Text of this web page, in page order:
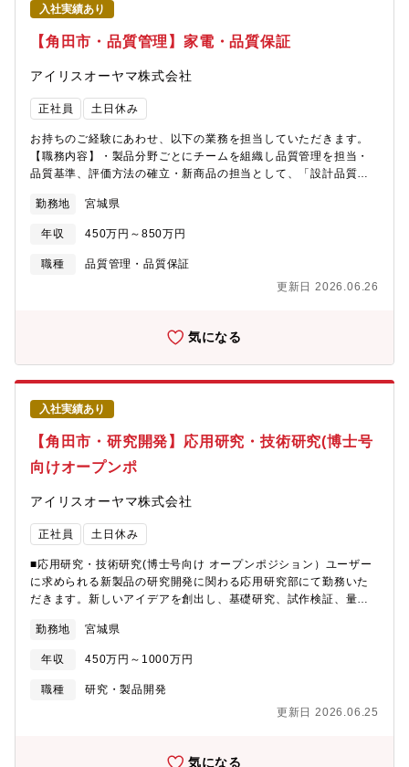
入社実績あり
【角田市・品質管理】家電・品質保証
アイリスオーヤマ株式会社
正社員 土日休み
お持ちのご経験にあわせ、以下の業務を担当していただきます。
【職務内容】・製品分野ごとにチームを組織し品質管理を担当・
品質基準、評価方法の確立・新商品の担当として、「設計品質評
ーカー/OEM先への品質管理・指導・市場クレームの分析と原因に
対する再発防止対策業務・BtoB向け顧客対応（相手先訪問説明な
ど）当社は自社で企画から開発、製造まで一貫して行っており裁
量権をもって働くことができる環境です。ご自身が開発した商品
貢献できる喜びを共有したい方に向いています。
勤務地 宮城県
年収 450万円～850万円
職種
品質管理・品質保証
更新日 2026.06.26
気になる
入社実績あり
【角田市・研究開発】応用研究・技術研究(博士号
向けオープンポ
アイリスオーヤマ株式会社
正社員 土日休み
■応用研究・技術研究(博士号向け オープンポジション）ユーザー
に求められる新製品の研究開発に関わる応用研究部にて勤務いた
だきます。新しいアイデアを創出し、基礎研究、試作検証、量産
ます。
勤務地 宮城県
年収 450万円～1000万円
職種
研究・製品開発
更新日 2026.06.25
気になる